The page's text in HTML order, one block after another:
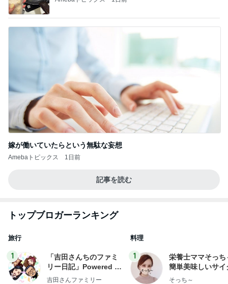
嫁が働いていたらという無駄な妄想
Amebaトピックス 1日前
記事を読む
トップブロガーランキング
旅行
1
「吉田さんちのファミ
リー日記」Powered b
y Ameba 吉田さんファ
吉田さんファミリー
料理
1
栄養士ママそっち
簡単美味しいサイ
献立
そっち～